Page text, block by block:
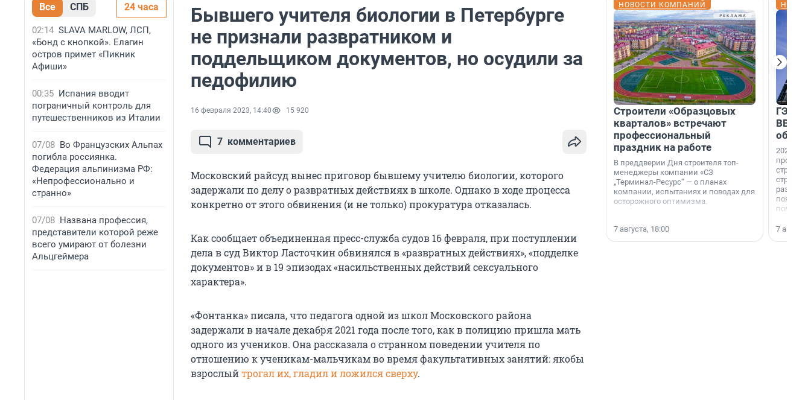
Все СПБ 24 часа
02:14 SLAVA MARLOW, ЛСП,
«Бонд с кнопкой». Елагин
остров примет «Пикник
Афиши»
00:35 Испания вводит
пограничный контроль для
путешественников из Италии
07/08 Во Французских Альпах
погибла россиянка.
Федерация альпинизма РФ:
«Непрофессионально и
странно»
07/08 Названа профессия,
представители которой реже
всего умирают от болезни
Альцгеймера
Бывшего учителя биологии в Петербурге
не признали развратником и
поддельщиком документов, но осудили за
педофилию
16 февраля 2023, 14:40 15 920
7 комментариев
Московский райсуд вынес приговор бывшему учителю биологии, которого
задержали по делу о развратных действиях в школе. Однако в ходе процесса
конкретно от этого обвинения (и не только) прокуратура отказалась.
Как сообщает объединенная пресс-служба судов 16 февраля, при поступлении
дела в суд Виктор Ласточкин обвинялся в «развратных действиях», «подделке
документов» и в 19 эпизодах «насильственных действий сексуального
характера».
«Фонтанка» писала, что педагога одной из школ Московского района
задержали в начале декабря 2021 года после того, как в полицию пришла мать
одного из учеников. Она рассказала о странном поведении учителя по
отношению к ученикам-мальчикам во время факультативных занятий: якобы
взрослыйтрогал их, гладил и ложился сверху.
НОВОСТИ КОМПАНИЙ
Строители «Образцовых
кварталов» встречают
профессиональный
праздник на работе
В преддверии Дня строителя топ-
менеджеры компании «СЗ
„Терминал-Ресурс“ — о планах
компании, испытаниях и поводах для
осторожного оптимизма.
7 августа, 18:00
ГЭС,
ВВП: в
об
2026-й —
раз. В
7